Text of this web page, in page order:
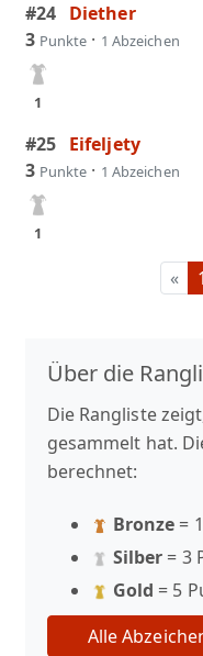
#24 Diether
3 Punkte · 1 Abzeichen
1
#25 Eifeljety
3 Punkte · 1 Abzeichen
1
« 1
Über die
Die Rangliste
gesammelt hat.
berechnet:
Bronze =
Silber = 3
Gold = 5
Alle